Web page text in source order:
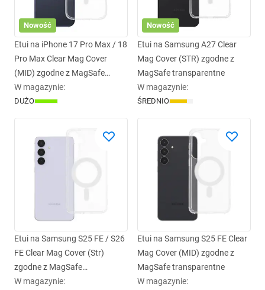
Nowość
Etui na iPhone 17 Pro Max / 18
Pro Max Clear Mag Cover
(MID) zgodne z MagSafe
transparentne
W magazynie:
DUŻO
Nowość
Etui na Samsung A27 Clear
Mag Cover (STR) zgodne z
MagSafe transparentne
W magazynie:
ŚREDNIO
Etui na Samsung S25 FE / S26
FE Clear Mag Cover (Str)
zgodne z MagSafe
transparentne
W magazynie:
Etui na Samsung S25 FE Clear
Mag Cover (MID) zgodne z
MagSafe transparentne
W magazynie: